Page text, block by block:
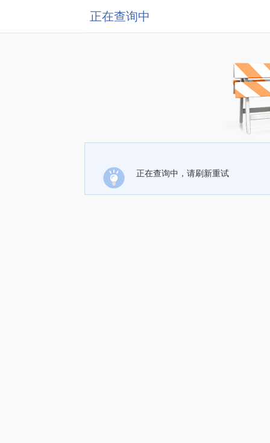
正在查询中
正在查询中，请刷新重试